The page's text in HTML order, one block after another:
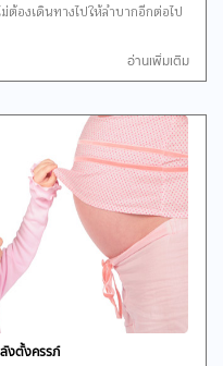
ต้องเดินทางไปให้ลำบากอีกต่อไป
าติประกอบอาชีพเวชกรรม ไม่ต้อง
าบาล คุณสามารถใช้แอพรักษาเพื่อ
ใจให้ตรงกับอาการเจ็บป่วยของคุณ
ดแอพพลิเคชั่น เลือกภาษา ลง
ว ก็เริ่มต้นการใช้งานได้เลย
ลัก
และคุณหมอที่ออนไลน์อยู่
ษาเรา ประวัติคร่าวๆของคุณ
ล์ของคุณหมอได้ ก็จะบอก ชื่อ สถาน
ปรึกษา อัตราค่าให้บริการ และ
ข้อมูลส่วน
ษาย้อนหลัง และอื่นๆ การ
รงตามความเชียวชาญที่เรา
อ่านเพิ่มเติม
งตั้งครรภ์